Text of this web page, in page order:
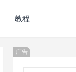
教程
广告